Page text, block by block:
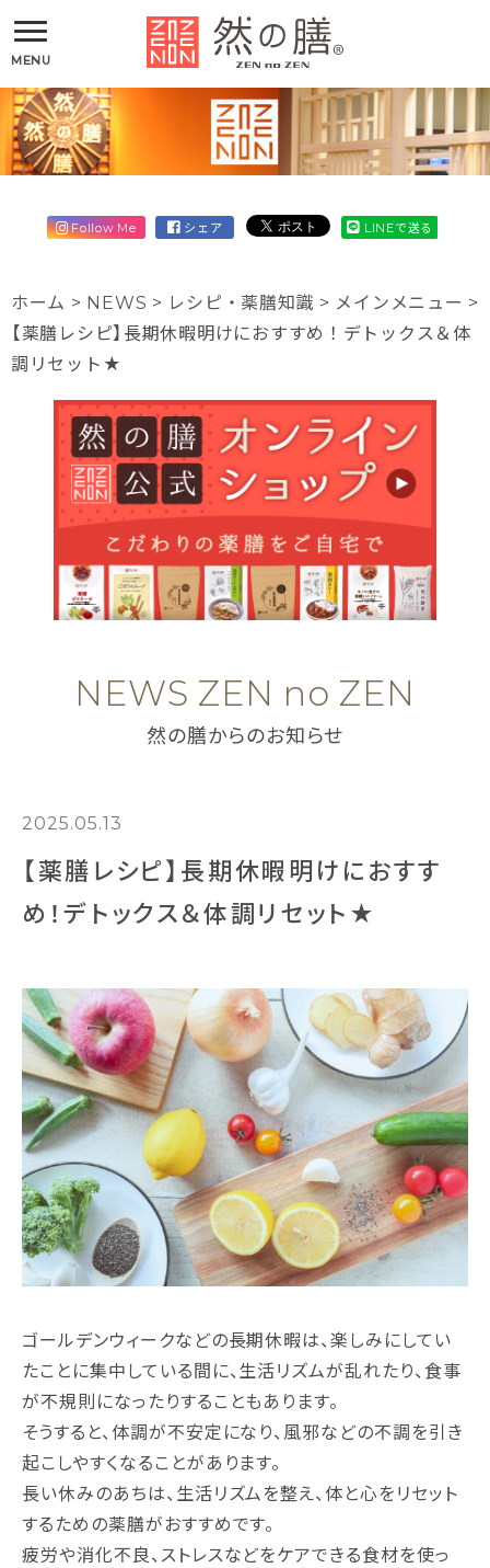
MENU
Follow Me シェア LINEで送る
ホーム > NEWS > レシピ・薬膳知識 > メインメニュー >
【薬膳レシピ】長期休暇明けにおすすめ！デトックス＆体
調リセット★
NEWS ZEN no ZEN
然の膳からのお知らせ
2025.05.13
【薬膳レシピ】長期休暇明けにおすす
め！デトックス＆体調リセット★
ゴールデンウィークなどの長期休暇は、楽しみにしてい
たことに集中している間に、生活リズムが乱れたり、食事
が不規則になったりすることもあります。
そうすると、体調が不安定になり、風邪などの不調を引き
起こしやすくなることがあります。
長い休みのあちは、生活リズムを整え、体と心をリセット
するための薬膳がおすすめです。
疲労や消化不良、ストレスなどをケアできる食材を使っ